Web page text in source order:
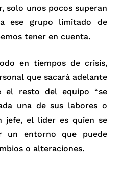
solo unos pocos superan
ese grupo limitado de
tener en cuenta.
en tiempos de crisis,
que sacará adelante
el resto del equipo “se
una de sus labores o
jefe, el líder es quien se
un entorno que puede
o alteraciones.